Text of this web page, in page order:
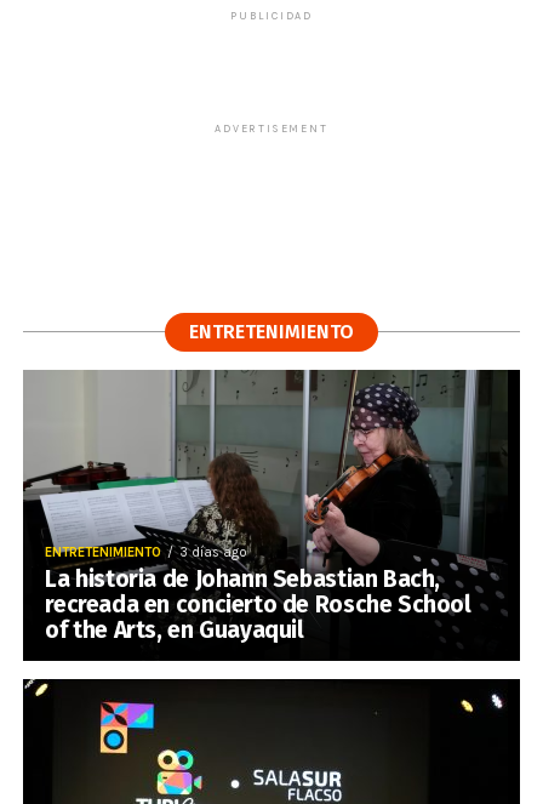
PUBLICIDAD
ADVERTISEMENT
ENTRETENIMIENTO
ENTRETENIMIENTO 3 días ago
La historia de Johann Sebastian Bach,
recreada en concierto de Rosche School
of the Arts, en Guayaquil